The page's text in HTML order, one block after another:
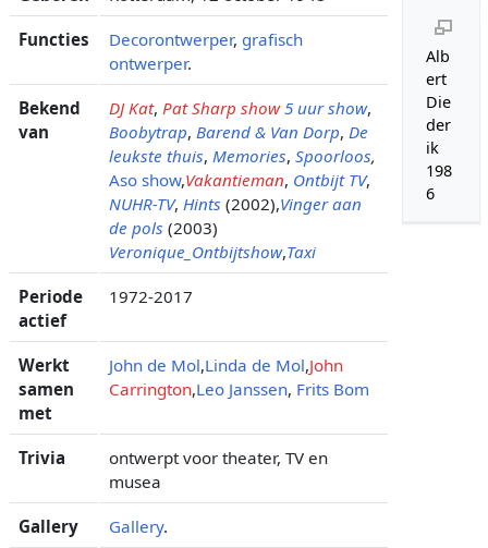
Alb
ert
Die
der
ik
198
6
Functies Decorontwerper, grafisch
ontwerper.
Bekend
van
DJ Kat, Pat Sharp show 5 uur show,
Boobytrap, Barend & Van Dorp, De
leukste thuis, Memories, Spoorloos,
Aso show,Vakantieman, Ontbijt TV,
NUHR-TV, Hints (2002),Vinger aan
de pols (2003)
Veronique_Ontbijtshow,Taxi
Periode
actief
1972-2017
Werkt
samen
met
John de Mol,Linda de Mol,John
Carrington,Leo Janssen, Frits Bom
Trivia
ontwerpt voor theater, TV en
musea
Gallery Gallery.